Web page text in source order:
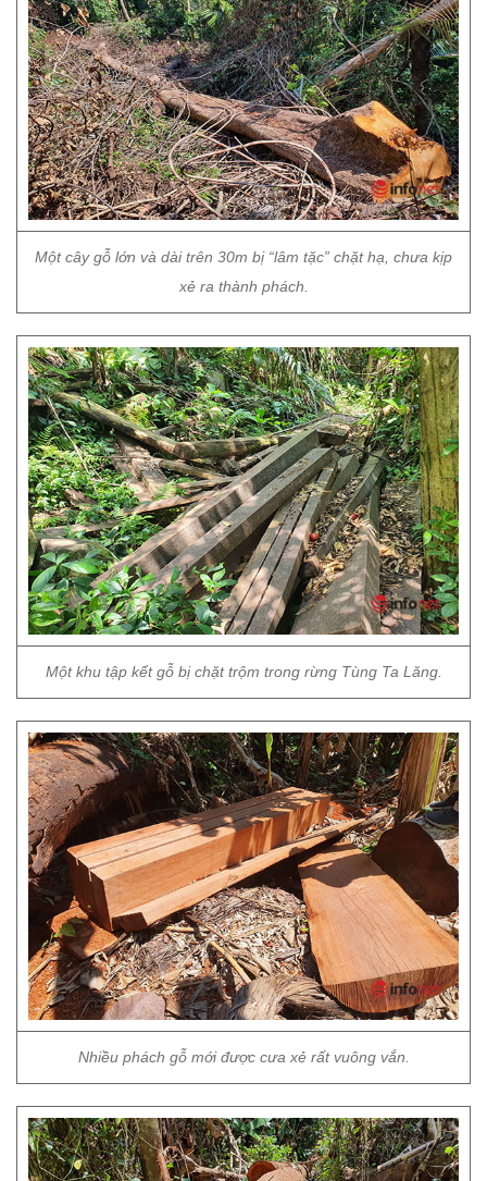
Một cây gỗ lớn và dài trên 30m bị “lâm tặc” chặt hạ, chưa kịp
xẻ ra thành phách.
Một khu tập kết gỗ bị chặt trộm trong rừng Tùng Ta Lăng.
Nhiều phách gỗ mới được cưa xẻ rất vuông vắn.